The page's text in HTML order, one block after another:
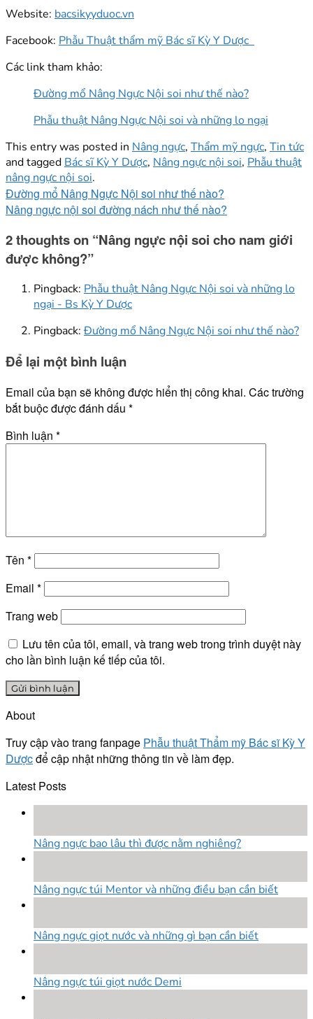
Website: bacsikyyduoc.vn
Facebook: Phẫu Thuật thẩm mỹ Bác sĩ Kỳ Y Dược
Các link tham khảo:
Đường mổ Nâng Ngực Nội soi như thế nào?
Phẫu thuật Nâng Ngực Nội soi và những lo ngại
This entry was posted in Nâng ngực, Thẩm mỹ ngực, Tin tức
and tagged Bác sĩ Kỳ Y Dược, Nâng ngực nội soi, Phẫu thuật
nâng ngực nội soi.
Đường mổ Nâng Ngực Nội soi như thế nào?
Nâng ngực nội soi đường nách như thế nào?
2 thoughts on “Nâng ngực nội soi cho nam giới
được không?”
Pingback: Phẫu thuật Nâng Ngực Nội soi và những lo
ngại - Bs Kỳ Y Dược
Pingback: Đường mổ Nâng Ngực Nội soi như thế nào?
Để lại một bình luận
Email của bạn sẽ không được hiển thị công khai. Các trường
bắt buộc được đánh dấu *
Bình luận *
Tên *
Email *
Trang web
Lưu tên của tôi, email, và trang web trong trình duyệt này
cho lần bình luận kế tiếp của tôi.
About
Truy cập vào trang fanpage Phẫu thuật Thẩm mỹ Bác sĩ Kỳ Y
Dượcđể cập nhật những thông tin về làm đẹp.
Latest Posts
Nâng ngực bao lâu thì được nằm nghiêng?
Nâng ngực túi Mentor và những điều bạn cần biết
Nâng ngực giọt nước và những gì bạn cần biết
Nâng ngực túi giọt nước Demi